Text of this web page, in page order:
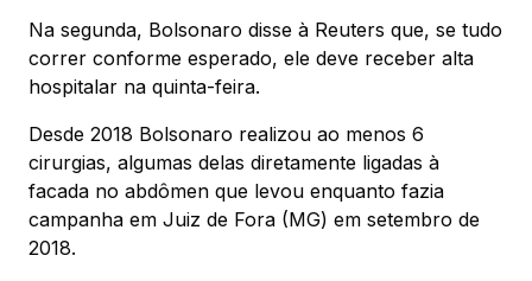
Na segunda, Bolsonaro disse à Reuters que, se tudo
correr conforme esperado, ele deve receber alta
hospitalar na quinta-feira.
Desde 2018 Bolsonaro realizou ao menos 6
cirurgias, algumas delas diretamente ligadas à
facada no abdômen que levou enquanto fazia
campanha em Juiz de Fora (MG) em setembro de
2018.